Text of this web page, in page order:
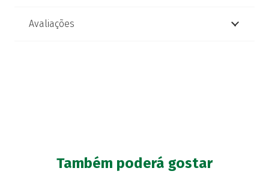
Avaliações
Também poderá gostar